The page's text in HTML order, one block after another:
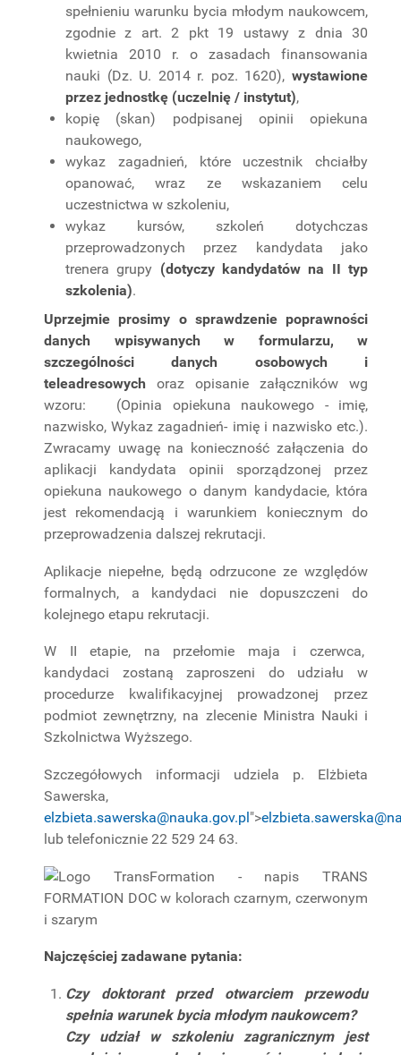
spełnieniu warunku bycia młodym naukowcem,
zgodnie z art. 2 pkt 19 ustawy z dnia 30
kwietnia 2010 r. o zasadach finansowania
nauki (Dz. U. 2014 r. poz. 1620), wystawione
przez jednostkę (uczelnię / instytut),
kopię (skan) podpisanej opinii opiekuna
naukowego,
wykaz zagadnień, które uczestnik chciałby
opanować, wraz ze wskazaniem celu
uczestnictwa w szkoleniu,
wykaz kursów, szkoleń dotychczas
przeprowadzonych przez kandydata jako
trenera grupy (dotyczy kandydatów na II typ
szkolenia).
Uprzejmie prosimy o sprawdzenie poprawności
danych wpisywanych w formularzu, w
szczególności danych osobowych i
teleadresowych oraz opisanie załączników wg
wzoru: (Opinia opiekuna naukowego - imię,
nazwisko, Wykaz zagadnień- imię i nazwisko etc.).
Zwracamy uwagę na konieczność załączenia do
aplikacji kandydata opinii sporządzonej przez
opiekuna naukowego o danym kandydacie, która
jest rekomendacją i warunkiem koniecznym do
przeprowadzenia dalszej rekrutacji.
Aplikacje niepełne, będą odrzucone ze względów
formalnych, a kandydaci nie dopuszczeni do
kolejnego etapu rekrutacji.
W II etapie, na przełomie maja i czerwca,
kandydaci zostaną zaproszeni do udziału w
procedurze kwalifikacyjnej prowadzonej przez
podmiot zewnętrzny, na zlecenie Ministra Nauki i
Szkolnictwa Wyższego.
Szczegółowych informacji udziela p. Elżbieta
Sawerska,
elzbieta.sawerska@nauka.gov.pl">
lub telefonicznie 22 529 24 63.
Najczęściej zadawane pytania:
Czy doktorant przed otwarciem przewodu
spełnia warunek bycia młodym naukowcem?
Czy udział w szkoleniu zagranicznym jest